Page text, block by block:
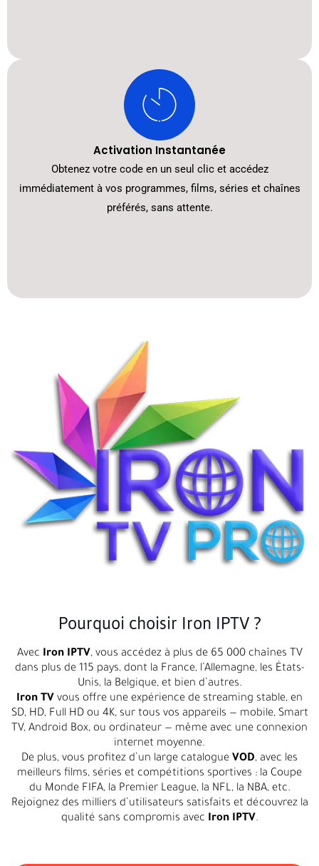
Activation Instantanée
Obtenez votre code en un seul clic et accédez
immédiatement à vos programmes, films, séries et chaînes
préférés, sans attente.
Pourquoi choisir Iron IPTV ?
Avec Iron IPTV, vous accédez à plus de 65 000 chaînes TV
dans plus de 115 pays, dont la France, l’Allemagne, les États-
Unis, la Belgique, et bien d’autres.
Iron TV vous offre une expérience de streaming stable, en
SD, HD, Full HD ou 4K, sur tous vos appareils — mobile, Smart
TV, Android Box, ou ordinateur — même avec une connexion
internet moyenne.
De plus, vous profitez d’un large catalogue VOD, avec les
meilleurs films, séries et compétitions sportives : la Coupe
du Monde FIFA, la Premier League, la NFL, la NBA, etc.
Rejoignez des milliers d’utilisateurs satisfaits et découvrez la
qualité sans compromis avec Iron IPTV.